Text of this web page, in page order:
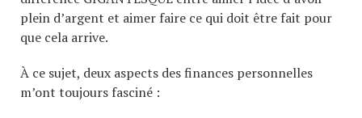
plein d’argent et aimer faire ce qui doit être fait pour
que cela arrive.
À ce sujet, deux aspects des finances personnelles
m’ont toujours fasciné :